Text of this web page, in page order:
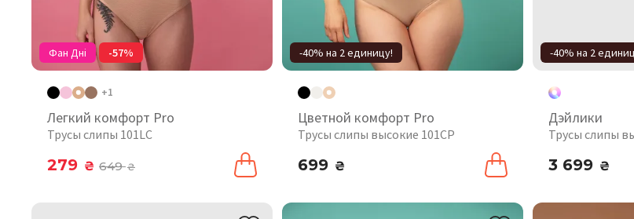
Фан Дні -57%
+1
Легкий комфорт Pro
Трусы слипы 101LC
279 ₴ 649₴
-40% на 2 единицу!
Цветной комфорт Pro
Трусы слипы высокие 101CP
699 ₴
-40% на 2
Дэйлики
Трусы слипы
3 699 ₴